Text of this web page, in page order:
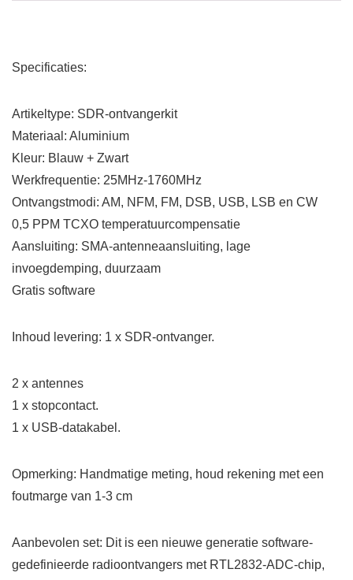
Specificaties:
Artikeltype: SDR-ontvangerkit
Materiaal: Aluminium
Kleur: Blauw + Zwart
Werkfrequentie: 25MHz-1760MHz
Ontvangstmodi: AM, NFM, FM, DSB, USB, LSB en CW
0,5 PPM TCXO temperatuurcompensatie
Aansluiting: SMA-antenneaansluiting, lage
invoegdemping, duurzaam
Gratis software
Inhoud levering: 1 x SDR-ontvanger.
2 x antennes
1 x stopcontact.
1 x USB-datakabel.
Opmerking: Handmatige meting, houd rekening met een
foutmarge van 1-3 cm
Aanbevolen set: Dit is een nieuwe generatie software-
gedefinieerde radioontvangers met RTL2832-ADC-chip,